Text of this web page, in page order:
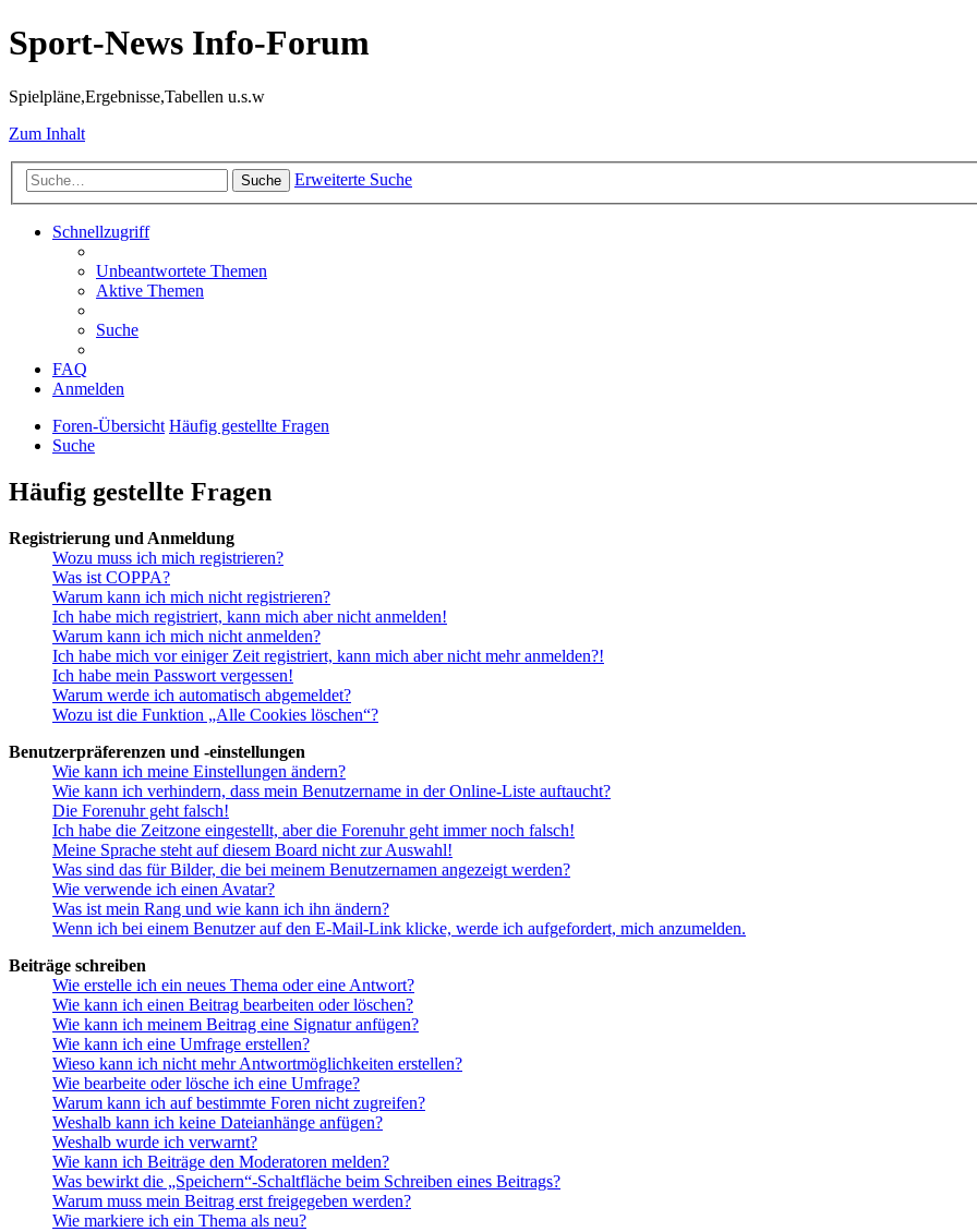
Sport-News Info-Forum
Spielpläne,Ergebnisse,Tabellen u.s.w
Zum Inhalt
Suche Erweiterte Suche
Schnellzugriff
Unbeantwortete Themen
Aktive Themen
Suche
FAQ
Anmelden
Foren-Übersicht Häufig gestellte Fragen
Suche
Häufig gestellte Fragen
Registrierung und Anmeldung
Wozu muss ich mich registrieren?
Was ist COPPA?
Warum kann ich mich nicht registrieren?
Ich habe mich registriert, kann mich aber nicht anmelden!
Warum kann ich mich nicht anmelden?
Ich habe mich vor einiger Zeit registriert, kann mich aber nicht mehr anmelden?!
Ich habe mein Passwort vergessen!
Warum werde ich automatisch abgemeldet?
Wozu ist die Funktion „Alle Cookies löschen“?
Benutzerpräferenzen und -einstellungen
Wie kann ich meine Einstellungen ändern?
Wie kann ich verhindern, dass mein Benutzername in der Online-Liste auftaucht?
Die Forenuhr geht falsch!
Ich habe die Zeitzone eingestellt, aber die Forenuhr geht immer noch falsch!
Meine Sprache steht auf diesem Board nicht zur Auswahl!
Was sind das für Bilder, die bei meinem Benutzernamen angezeigt werden?
Wie verwende ich einen Avatar?
Was ist mein Rang und wie kann ich ihn ändern?
Wenn ich bei einem Benutzer auf den E-Mail-Link klicke, werde ich aufgefordert, mich anzumelden.
Beiträge schreiben
Wie erstelle ich ein neues Thema oder eine Antwort?
Wie kann ich einen Beitrag bearbeiten oder löschen?
Wie kann ich meinem Beitrag eine Signatur anfügen?
Wie kann ich eine Umfrage erstellen?
Wieso kann ich nicht mehr Antwortmöglichkeiten erstellen?
Wie bearbeite oder lösche ich eine Umfrage?
Warum kann ich auf bestimmte Foren nicht zugreifen?
Weshalb kann ich keine Dateianhänge anfügen?
Weshalb wurde ich verwarnt?
Wie kann ich Beiträge den Moderatoren melden?
Was bewirkt die „Speichern“-Schaltfläche beim Schreiben eines Beitrags?
Warum muss mein Beitrag erst freigegeben werden?
Wie markiere ich ein Thema als neu?